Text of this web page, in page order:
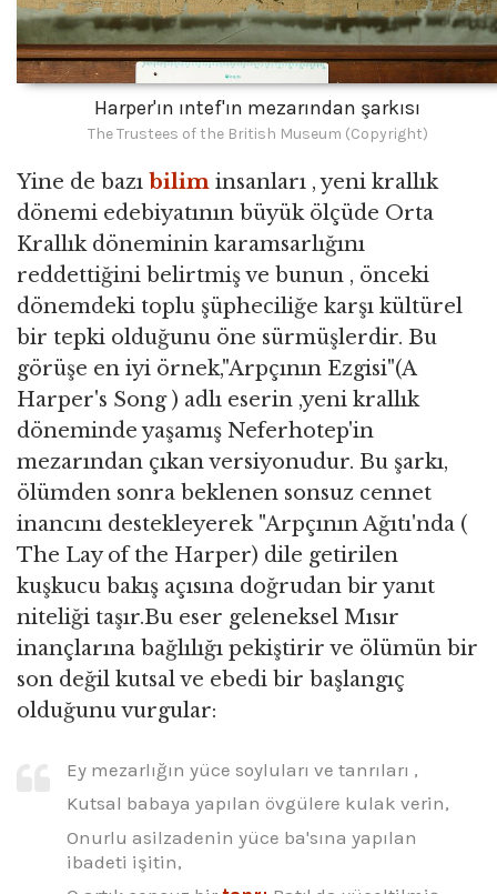
Harper'ın ıntef'ın mezarından şarkısı
The Trustees of the British Museum (Copyright)
Yine de bazı bilim insanları , yeni krallık
dönemi edebiyatının büyük ölçüde Orta
Krallık döneminin karamsarlığını
reddettiğini belirtmiş ve bunun , önceki
dönemdeki toplu şüpheciliğe karşı kültürel
bir tepki olduğunu öne sürmüşlerdir. Bu
görüşe en iyi örnek,"Arpçının Ezgisi"(A
Harper's Song ) adlı eserin ,yeni krallık
döneminde yaşamış Neferhotep'in
mezarından çıkan versiyonudur. Bu şarkı,
ölümden sonra beklenen sonsuz cennet
inancını destekleyerek "Arpçının Ağıtı'nda (
The Lay of the Harper) dile getirilen
kuşkucu bakış açısına doğrudan bir yanıt
niteliği taşır.Bu eser geleneksel Mısır
inançlarına bağlılığı pekiştirir ve ölümün bir
son değil kutsal ve ebedi bir başlangıç
olduğunu vurgular:
Ey mezarlığın yüce soyluları ve tanrıları ,
Kutsal babaya yapılan övgülere kulak verin,
Onurlu asilzadenin yüce ba'sına yapılan
ibadeti işitin,